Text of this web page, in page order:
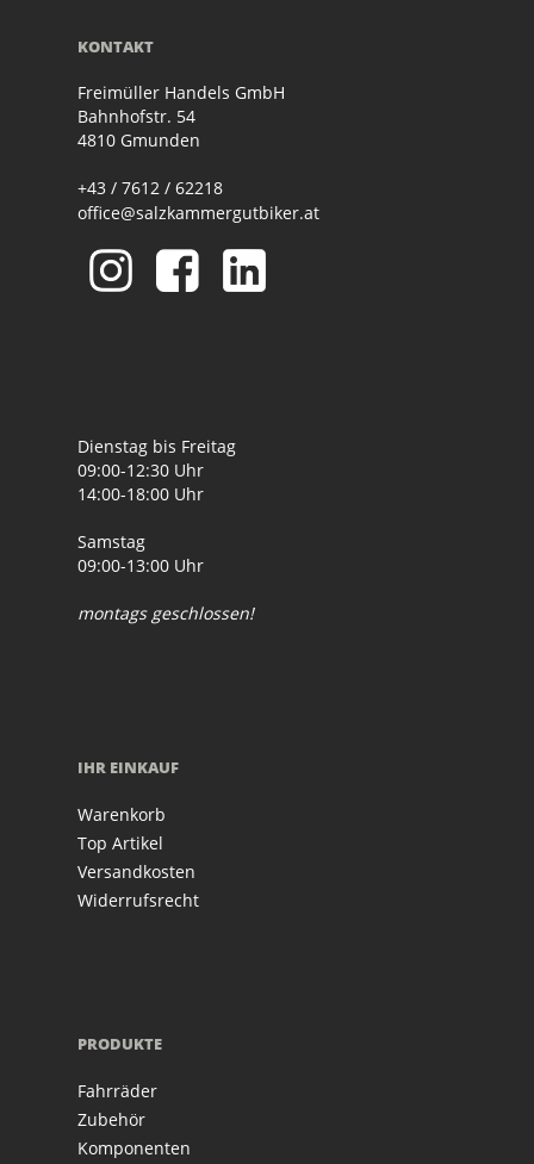
KONTAKT
Freimüller Handels GmbH
Bahnhofstr. 54
4810 Gmunden
+43 / 7612 / 62218
office@salzkammergutbiker.at
Dienstag bis Freitag
09:00-12:30 Uhr
14:00-18:00 Uhr
Samstag
09:00-13:00 Uhr
montags geschlossen!
IHR EINKAUF
Warenkorb
Top Artikel
Versandkosten
Widerrufsrecht
PRODUKTE
Fahrräder
Zubehör
Komponenten